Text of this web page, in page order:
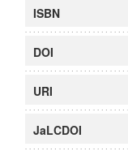
ISBN
DOI
URI
JaLCDOI